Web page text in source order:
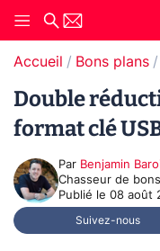
Accueil Bons plans
Double
format clé
Par Benjamin
Chasseur de
Publié le 08 août
Suivez-nous